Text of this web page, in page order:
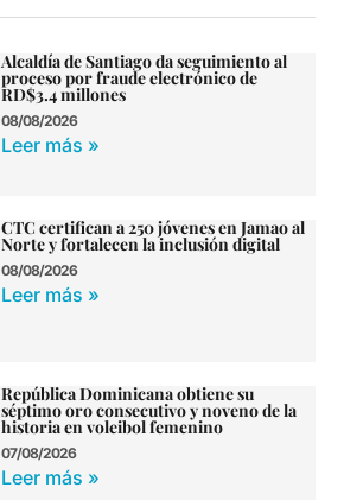
Alcaldía de Santiago da seguimiento al
proceso por fraude electrónico de
RD$3.4 millones
08/08/2026
Leer más »
CTC certifican a 250 jóvenes en Jamao al
Norte y fortalecen la inclusión digital
08/08/2026
Leer más »
República Dominicana obtiene su
séptimo oro consecutivo y noveno de la
historia en voleibol femenino
07/08/2026
Leer más »